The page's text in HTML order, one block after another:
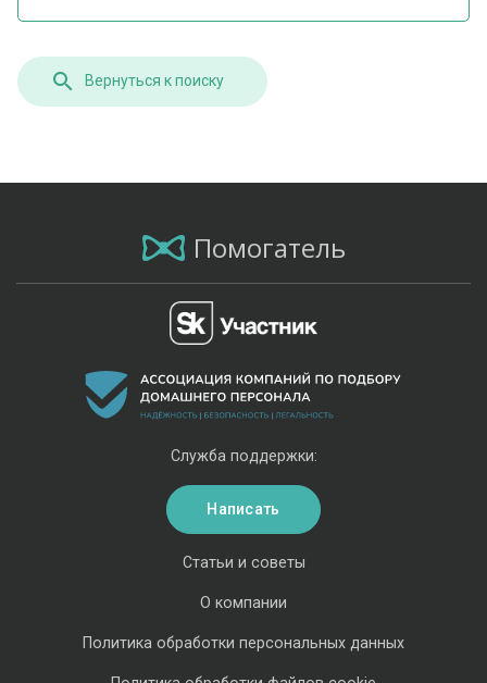
Вернуться к поиску
Помогатель
Статьи и советы
О компании
Политика обработки персональных данных
Служба поддержки:
Написать